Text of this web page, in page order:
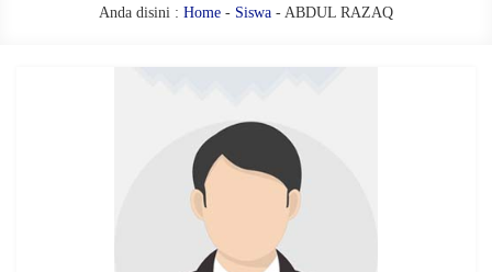
Anda disini : Home - Siswa - ABDUL RAZAQ